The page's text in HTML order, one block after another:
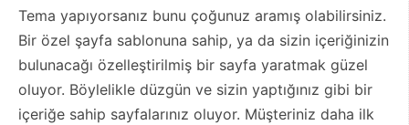
Tema yapıyorsanız bunu çoğunuz aramış olabilirsiniz.
Bir özel şayfa sablonuna sahip, ya da sizin içeriğinizin
bulunacağı özelleştirilmiş bir sayfa yaratmak güzel
oluyor. Böylelikle düzgün ve sizin yaptığınız gibi bir
içeriğe sahip sayfalarınız oluyor. Müşteriniz daha ilk